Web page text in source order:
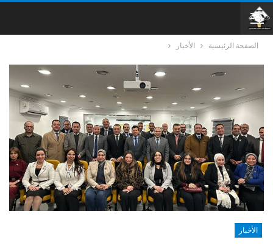
الصفحة الرئيسية الأخبار
الأخبار